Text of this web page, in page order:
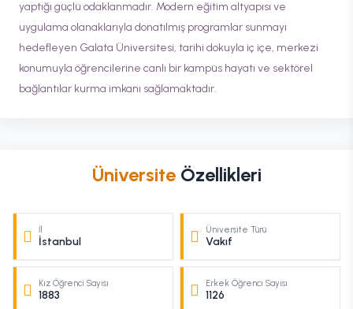
yaptığı güçlü odaklanmadır. Modern eğitim altyapısı ve
uygulama olanaklarıyla donatılmış programlar sunmayı
hedefleyen Galata Üniversitesi, tarihi dokuyla iç içe, merkezi
konumuyla öğrencilerine canlı bir kampüs hayatı ve sektörel
bağlantılar kurma imkanı sağlamaktadır.
Üniversite Özellikleri
İl
İstanbul
Üniversite Türü
Vakıf
Kız Öğrenci Sayısı
1883
Erkek Öğrenci Sayısı
1126